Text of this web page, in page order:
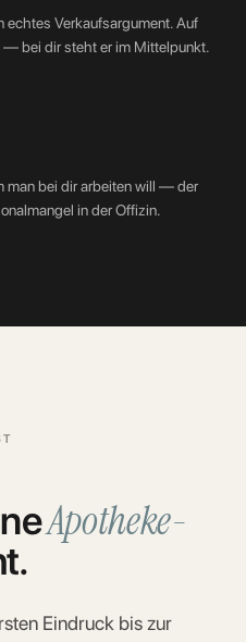
echtes Verkaufsargument. Auf
— bei dir steht er im Mittelpunkt.
man bei dir arbeiten will — der
in der Offizin.
Apotheke-
Eindruck bis zur